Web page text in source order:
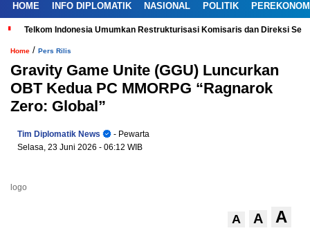
HOME INFO DIPLOMATIK NASIONAL POLITIK
Telkom Indonesia Umumkan Restrukturisasi Komisaris dan Direksi
Home / Pers Rilis
Gravity Game Unite (GGU) Luncurkan
OBT Kedua PC MMORPG “Ragnarok
Zero: Global”
Tim Diplomatik News
- Pewarta
Selasa, 23 Juni 2026 - 06:12 WIB
logo
A A A